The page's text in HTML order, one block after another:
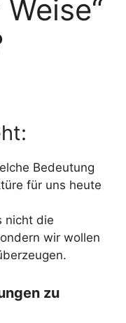
Bedeutung
für uns heute
nicht die
wir wollen
zu